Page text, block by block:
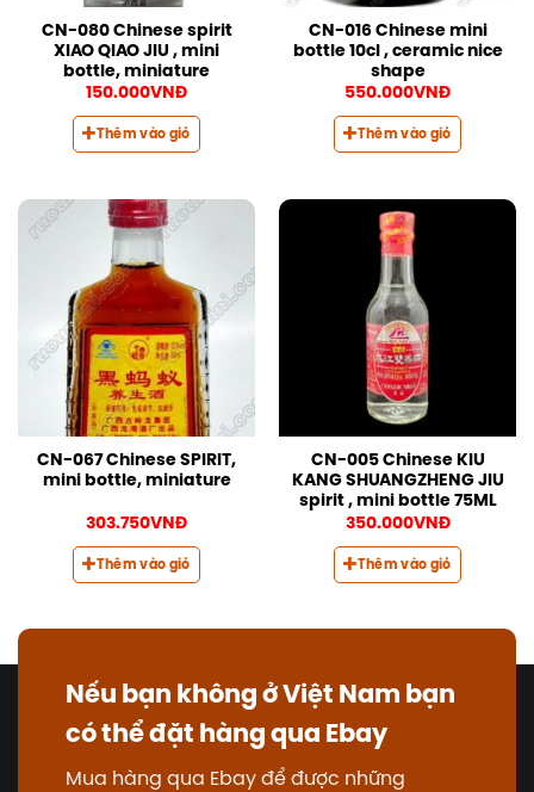
CN-080 Chinese spirit
XIAO QIAO JIU , mini
bottle, miniature
150.000VNĐ
Thêm vào giỏ
CN-016 Chinese mini
bottle 10cl , ceramic nice
shape
550.000VNĐ
Thêm vào giỏ
CN-067 Chinese SPIRIT,
mini bottle, miniature
303.750VNĐ
Thêm vào giỏ
CN-005 Chinese KIU
KANG SHUANGZHENG JIU
spirit , mini bottle 75ML
350.000VNĐ
Thêm vào giỏ
Nếu bạn không ở Việt Nam bạn
có thể đặt hàng qua Ebay
Mua hàng qua Ebay để được những